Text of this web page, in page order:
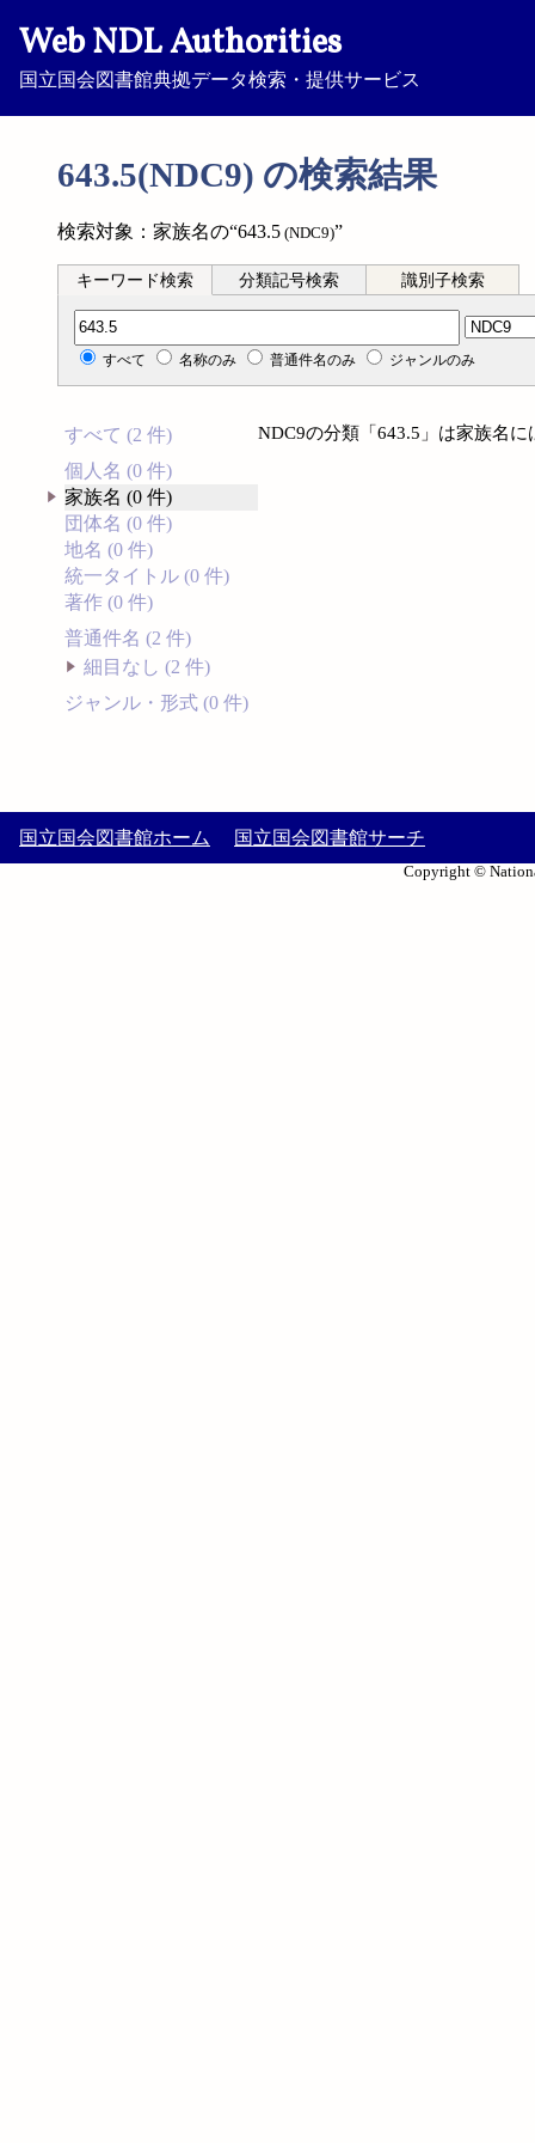
Web NDL Authorities
国立国会図書館典拠データ検索・提供サービス
643.5(NDC9) の検索結果
検索対象：家族名の“643.5 (NDC9)”
キーワード検索 分類記号検索 識別子検索
分類記号検索
すべて 名称のみ 普通件名のみ ジャンルのみ
すべて (2 件)
個人名 (0 件)
家族名 (0 件)
団体名 (0 件)
地名 (0 件)
統一タイトル (0 件)
著作 (0 件)
普通件名 (2 件)
細目なし (2 件)
ジャンル・形式 (0 件)
NDC9の分類「643.5」は家族名
国立国会図書館ホーム 国立国会図書館サーチ
Copyright ©